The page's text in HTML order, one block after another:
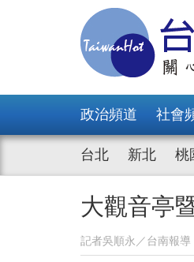
政治頻道 社會
台北 新北 桃
大觀音亭
記者吳順永／台南報導